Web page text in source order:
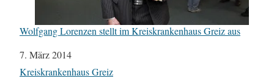
Wolfgang Lorenzen stellt im Kreiskrankenhaus Greiz aus
Datum
7. März 2014
In Bezug auf
Kreiskrankenhaus Greiz